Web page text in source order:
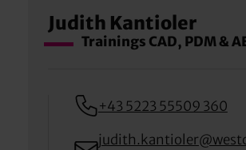
Judith Kantioler
Trainings CAD, PDM &
+43 5223 55509 360